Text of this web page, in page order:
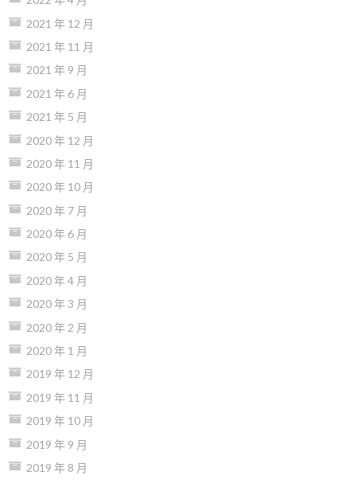
2021 年 12 月
2021 年 11 月
2021 年 9 月
2021 年 6 月
2021 年 5 月
2020 年 12 月
2020 年 11 月
2020 年 10 月
2020 年 7 月
2020 年 6 月
2020 年 5 月
2020 年 4 月
2020 年 3 月
2020 年 2 月
2020 年 1 月
2019 年 12 月
2019 年 11 月
2019 年 10 月
2019 年 9 月
2019 年 8 月